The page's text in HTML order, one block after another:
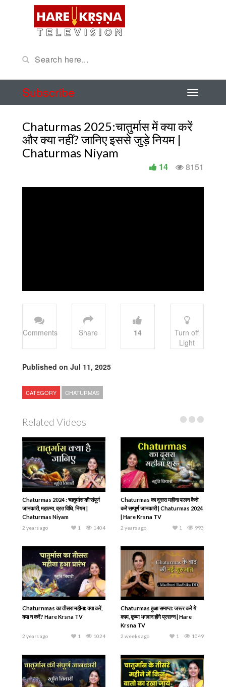
Subscribe
Chaturmas 2025:चातुर्मास में क्या करें
और क्या नहीं? जानिए इससे जुड़े नियम |
Chaturmas Niyam
8151
14
Comments Share 14
Turn off
Light
Published on Jul 11, 2025
CATEGORY CHATURMAS
Related Videos
Chaturmas 2024 : चातुर्मास की संपूर्ण
जानकारी, महात्म्य, व्रत विधि, नियम |
Chaturmas Niyam
2 years ago 1404
1
Chaturmas का दूसरा महीना पालन कैसे
करें सम्पूर्ण जानकारी | Chaturmas 2024
| Hare Krsna TV
2 years ago 993
1
Chaturnmas का तीसरा महीना: क्या करें,
क्या न करें? Hare Krsna TV
2 years ago 1024
1
Chaturmas हुआ समाप्त: जरूर करें ये
काम, कृष्ण भगवान होंगे प्रसन्न | Hare
Krsna TV
2 weeks ago 1049
1